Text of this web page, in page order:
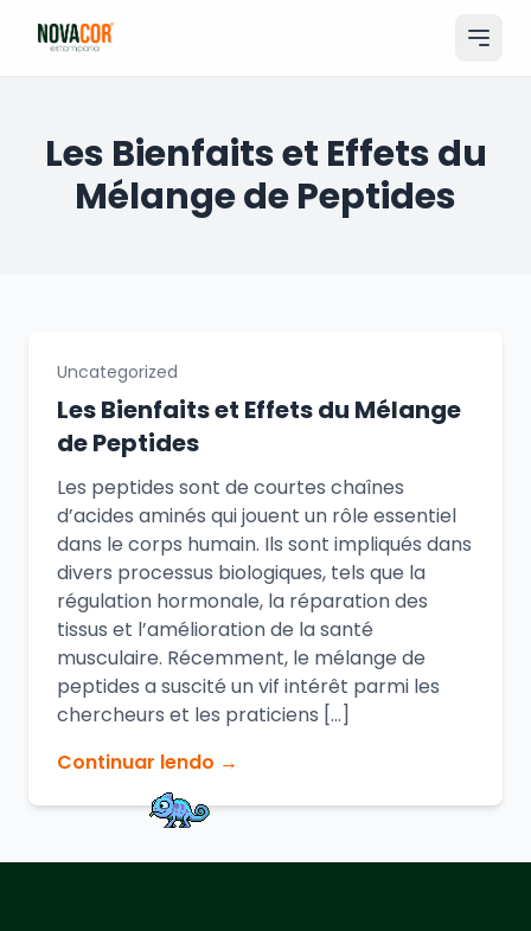
para
Catálogo
Sobre Nós
Solicitar Orçamento
Les Bienfaits et Effets du
Mélange de Peptides
Uncategorized
Les Bienfaits et Effets du Mélange
de Peptides
Les peptides sont de courtes chaînes
d’acides aminés qui jouent un rôle essentiel
dans le corps humain. Ils sont impliqués dans
divers processus biologiques, tels que la
régulation hormonale, la réparation des
tissus et l’amélioration de la santé
musculaire. Récemment, le mélange de
peptides a suscité un vif intérêt parmi les
chercheurs et les praticiens […]
Continuar lendo →